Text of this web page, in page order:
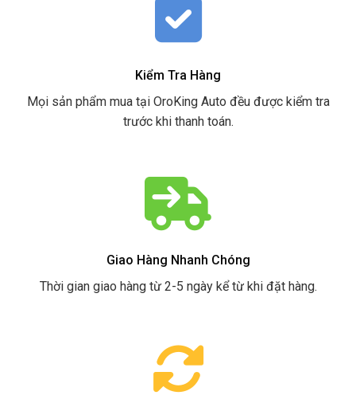
Kiểm Tra Hàng
Mọi sản phẩm mua tại OroKing Auto đều được kiểm tra
trước khi thanh toán.
Giao Hàng Nhanh Chóng
Thời gian giao hàng từ 2-5 ngày kể từ khi đặt hàng.